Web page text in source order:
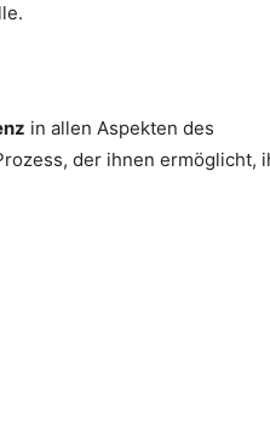
in allen Aspekten des
der ihnen ermöglicht,